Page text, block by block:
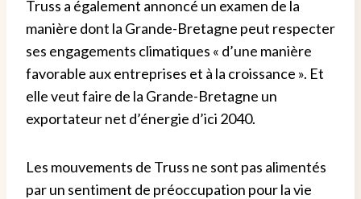
Truss a également annoncé un examen de la
manière dont la Grande-Bretagne peut respecter
ses engagements climatiques « d’une manière
favorable aux entreprises et à la croissance ». Et
elle veut faire de la Grande-Bretagne un
exportateur net d’énergie d’ici 2040.
Les mouvements de Truss ne sont pas alimentés
par un sentiment de préoccupation pour la vie